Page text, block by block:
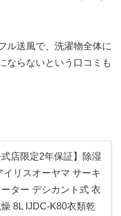
ル送風で、洗濯物全体に
ならないという口コミも
式店限定2年保証】除湿
イリスオーヤマ サーキ
ーター デシカント式 衣
8L IJDC-K80衣類乾